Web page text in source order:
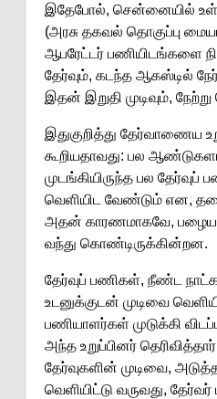
இதேபோல், சென்னையில்
(அரசு தகவல் தொகுப்பு
ஆபரேட்டர் பணியிடங்களை
தேர்வும், கடந்த ஆகஸ்டில்
இதன் இறுதி முடிவும்,
இதுகுறித்து தேர்வாணைய
கூறியதாவது: பல
முடங்கியிருந்த பல தேர்வுப்
வெளியிட வேண்டும் என,
அதன் காரணமாகவே, பழைய
வந்து கொண்டிருக்கின்றன.
தேர்வுப் பணிகள், நீண்ட
உடனுக்குடன் முடிவை
பணியாளர்கள் முடுக்கி
அந்த உறுப்பினர்
தேர்வுகளின் முடிவை,
வெளியிட்டு வருவது,